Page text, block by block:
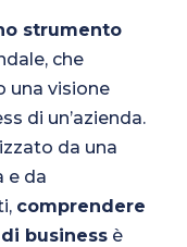
strumento
che
una visione
di un’azienda.
da una
e da
comprendere
business è